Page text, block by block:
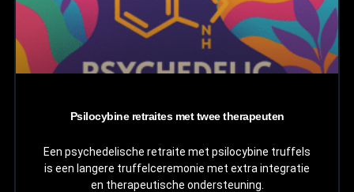
Psilocybine retraites met twee therapeuten
Een psychedelische retraite met psilocybine truffels
is een langere truffelceremonie met extra integratie
en therapeutische ondersteuning.